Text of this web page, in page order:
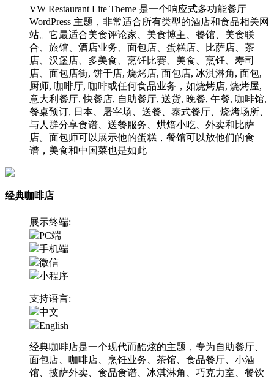
VW Restaurant Lite Theme 是一个响应式多功能餐厅
WordPress 主题，非常适合所有类型的酒店和食品相关网
站。它最适合美食评论家、美食博主、餐馆、美食联
合、旅馆、酒店业务、面包店、蛋糕店、比萨店、茶
店、汉堡店、多美食、烹饪比赛、美食、烹饪、寿司
店、面包店街, 饼干店, 烧烤店, 面包店, 冰淇淋角, 面包,
厨师, 咖啡厅, 咖啡或任何食品业务，如烧烤店, 烧烤屋,
意大利餐厅, 快餐店, 自助餐厅, 送货, 晚餐, 午餐, 咖啡馆,
餐桌预订, 日本、屠宰场、送餐、泰式餐厅、烧烤场所、
与人群分享食谱、送餐服务、烘焙小吃、外卖和比萨
店。面包师可以展示他的蛋糕，餐馆可以放他们的食
谱，美食和中国菜也是如此
经典咖啡店
展示终端:
PC端
手机端
微信
小程序
支持语言:
中文
English
经典咖啡店是一个现代而酷炫的主题，专为自助餐厅、
面包店、咖啡店、烹饪业务、茶馆、食品餐厅、小酒
馆、披萨外卖、食品食谱、冰淇淋角、巧克力室、餐饮